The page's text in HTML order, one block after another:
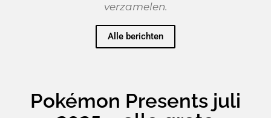
verzamelen.
Alle berichten
Pokémon Presents juli